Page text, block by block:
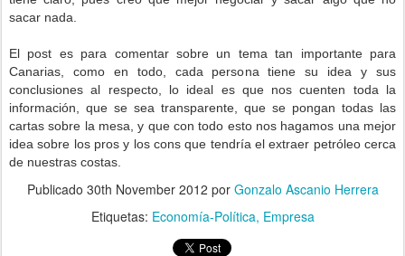
sacar nada.
El post es para comentar sobre un tema tan importante para
Canarias, como en todo, cada persona tiene su idea y sus
conclusiones al respecto, lo ideal es que nos cuenten toda la
información, que se sea transparente, que se pongan todas las
cartas sobre la mesa, y que con todo esto nos hagamos una mejor
idea sobre los pros y los cons que tendría el extraer petróleo cerca
de nuestras costas.
Publicado 30th November 2012 por Gonzalo Ascanio Herrera
Etiquetas: Economía-Política Empresa